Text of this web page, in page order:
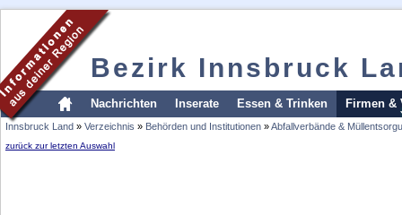
Bezirk Innsbruck
Nachrichten Inserate Essen & Trinken Firmen &
Innsbruck Land » Verzeichnis » Behörden und Institutionen »Abfallverbände &
zurück zur letzten Auswahl